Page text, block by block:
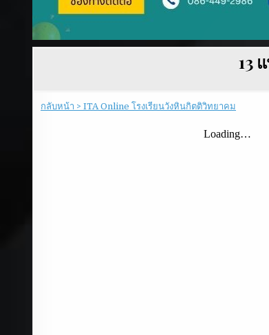
13
กลับหน้า > ITA Online โรงเรียนวังหินกิตติวิทยาคม